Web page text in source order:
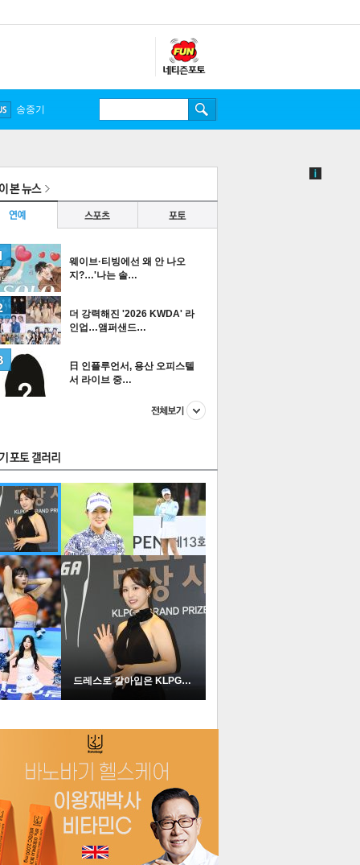
송중기
본 뉴스
스포츠 포토
웨이브·티빙에선 왜 안 나오
지?…'나는 솔…
더 강력해진 '2026 KWDA' 라
인업…앰퍼샌드…
日 인플루언서, 용산 오피스텔
서 라이브 중…
더보기
포토
드레스로 갈아입은 KLPGA …